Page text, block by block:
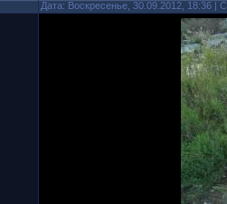
Дата: Воскресенье, 30.09.2012, 18:36 |